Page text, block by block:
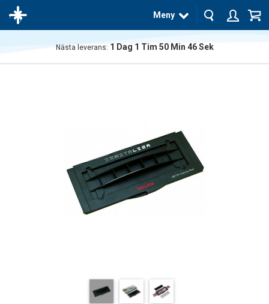
Meny
Nästa leverans: 1 Dag 1 Tim 50Min 45Sek